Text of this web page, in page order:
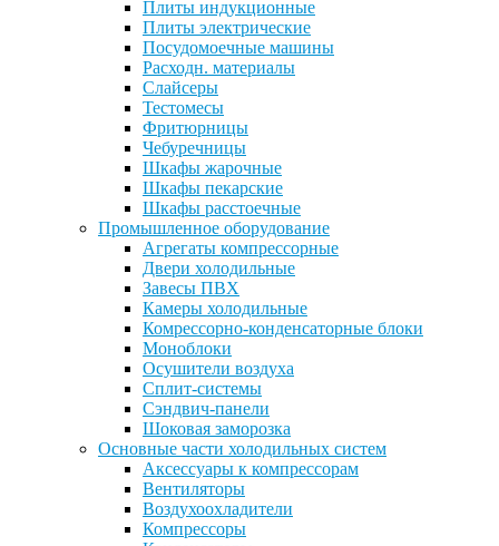
Плиты индукционные
Плиты электрические
Посудомоечные машины
Расходн. материалы
Слайсеры
Тестомесы
Фритюрницы
Чебуречницы
Шкафы жарочные
Шкафы пекарские
Шкафы расстоечные
Промышленное оборудование
Агрегаты компрессорные
Двери холодильные
Завесы ПВХ
Камеры холодильные
Комрессорно-конденсаторные блоки
Моноблоки
Осушители воздуха
Сплит-системы
Сэндвич-панели
Шоковая заморозка
Основные части холодильных систем
Аксессуары к компрессорам
Вентиляторы
Воздухоохладители
Компрессоры